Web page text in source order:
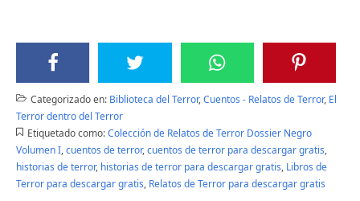
Categorizado en: Biblioteca del Terror,Cuentos - Relatos de Terror, El
Terror dentro del Terror
Etiquetado como: Colección de Relatos de Terror Dossier Negro
Volumen I,cuentos de terror,cuentos de terror para descargar gratis,
historias de terror, historias de terror para descargar gratis, Libros de
Terror para descargar gratis, Relatos de Terror para descargar gratis